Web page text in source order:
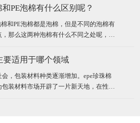
由于这些特点，让其能够被广泛的用于
酯：最常用的是甲
和PE泡棉有什么区别呢？
PE泡棉都是泡棉，但是不同的泡棉有
，那么这两种泡棉有什么不同之处呢，下
，EVA橡塑制品经过设计加工成形，其
于传统防震包装，EVA泡棉可以切割、成
要适用于哪个领域
包装材料种类逐渐增加。epe珍珠棉
包装材料市场开辟了一片新天地，在性能